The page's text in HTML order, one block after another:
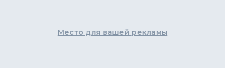
Место для вашей рекламы